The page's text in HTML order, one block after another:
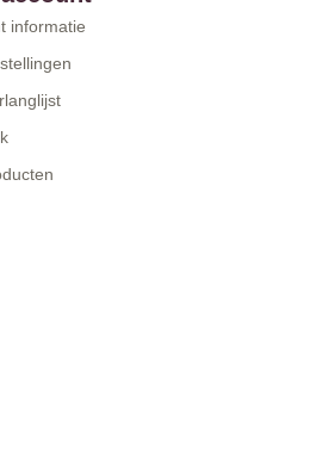
informatie